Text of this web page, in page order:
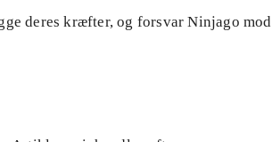
deres kræfter, og forsvar Ninjago mod